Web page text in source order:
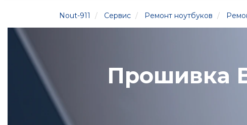
Nout-911 Сервис Ремонт ноутбуков
Прошивка